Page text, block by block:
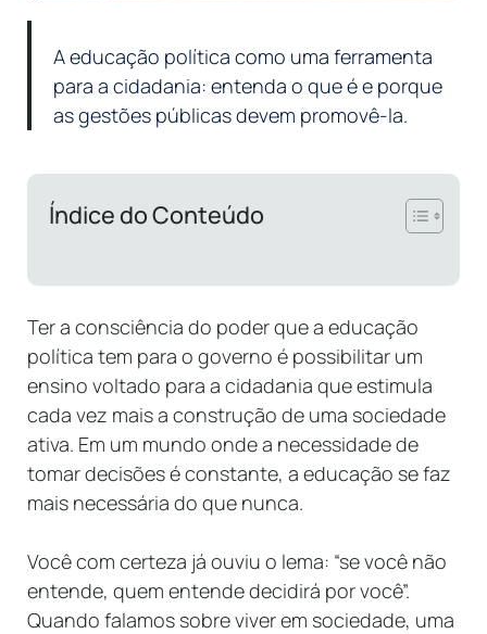
A educação política como uma ferramenta
para a cidadania: entenda o que é e porque
as gestões públicas devem promovê-la.
Índice do Conteúdo
Ter a consciência do poder que a educação
política tem para o governo é possibilitar um
ensino voltado para a cidadania que estimula
cada vez mais a construção de uma sociedade
ativa. Em um mundo onde a necessidade de
tomar decisões é constante, a educação se faz
mais necessária do que nunca.
Você com certeza já ouviu o lema: “se você não
entende, quem entende decidirá por você”.
Quando falamos sobre viver em sociedade, uma